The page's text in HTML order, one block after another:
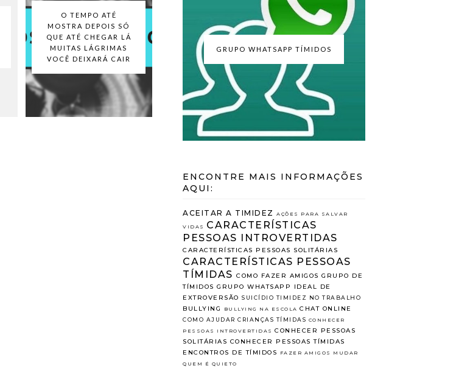
O TEMPO ATÉ
MOSTRA DEPOIS SÓ
QUE ATÉ CHEGAR LÁ
MUITAS LÁGRIMAS
VOCÊ DEIXARÁ CAIR
GRUPO WHATSAPP TÍMIDOS
ENCONTRE MAIS INFORMAÇÕES
AQUI:
ACEITAR A TIMIDEZ AÇÕES PARA SALVAR
VIDAS
CARACTERÍSTICAS
PESSOAS INTROVERTIDAS
CARACTERÍSTICAS PESSOAS SOLITÁRIAS
CARACTERÍSTICAS PESSOAS
TÍMIDAS COMO FAZER AMIGOS GRUPO DE
TÍMIDOS GRUPO WHATSAPP
IDEAL DE
EXTROVERSÃO SUICÍDIO TIMIDEZ NO TRABALHO
BULLYING BULLYING NA ESCOLA CHAT ONLINE
COMO AJUDAR CRIANÇAS TÍMIDAS CONHECER
PESSOAS INTROVERTIDAS CONHECER PESSOAS
SOLITÁRIAS CONHECER PESSOAS TÍMIDAS
ENCONTROS DE TÍMIDOS
FAZER AMIGOS
MUDAR
QUEM É QUIETO